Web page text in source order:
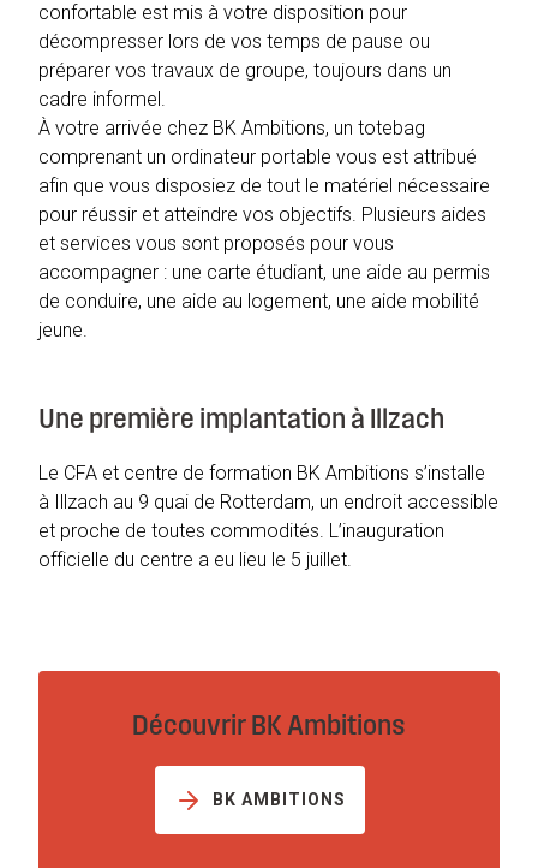
confortable est mis à votre disposition pour
décompresser lors de vos temps de pause ou
préparer vos travaux de groupe, toujours dans un
cadre informel.
À votre arrivée chez BK Ambitions, un totebag
comprenant un ordinateur portable vous est attribué
afin que vous disposiez de tout le matériel nécessaire
pour réussir et atteindre vos objectifs. Plusieurs aides
et services vous sont proposés pour vous
accompagner : une carte étudiant, une aide au permis
de conduire, une aide au logement, une aide mobilité
jeune.
Une première implantation à Illzach
Le CFA et centre de formation BK Ambitions s’installe
à Illzach au 9 quai de Rotterdam, un endroit accessible
et proche de toutes commodités. L’inauguration
officielle du centre a eu lieu le 5 juillet.
Découvrir BK Ambitions
BK AMBITIONS